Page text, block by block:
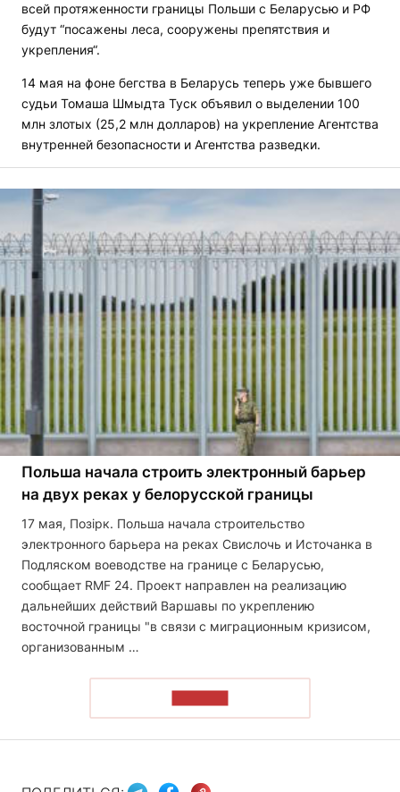
всей протяженности границы Польши с Беларусью и РФ
будут “посажены леса, сооружены препятствия и
укрепления“.
14 мая на фоне бегства в Беларусь теперь уже бывшего
судьи Томаша Шмыдта Туск объявил о выделении 100
млн злотых (25,2 млн долларов) на укрепление Агентства
внутренней безопасности и Агентства разведки.
Польша начала строить электронный барьер
на двух реках у белорусской границы
17 мая, Позірк. Польша начала строительство
электронного барьера на реках Свислочь и Источанка в
Подляском воеводстве на границе с Беларусью,
сообщает RMF 24. Проект направлен на реализацию
дальнейших действий Варшавы по укреплению
восточной границы "в связи с миграционным кризисом,
организованным …